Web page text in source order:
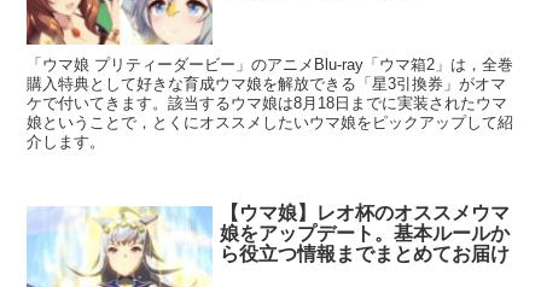
「ウマ娘 プリティーダービー」のアニメBlu-ray「ウマ箱2」は，全巻
購入特典として好きな育成ウマ娘を解放できる「星3引換券」がオマ
ケで付いてきます。該当するウマ娘は8月18日までに実装されたウマ
娘ということで，とくにオススメしたいウマ娘をピックアップして紹
介します。
【ウマ娘】レオ杯のオススメウマ
娘をアップデート。基本ルールか
ら役立つ情報までまとめてお届け